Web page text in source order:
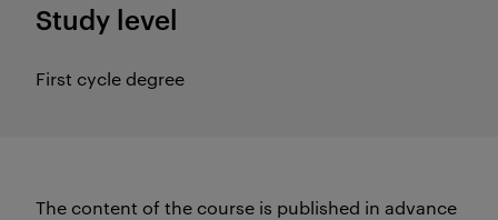
Study level
First cycle degree
The content of the course is published in advance